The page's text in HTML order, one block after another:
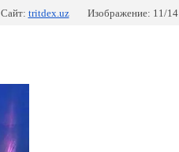
Сайт: tritdex.uz Изображение: 11/14